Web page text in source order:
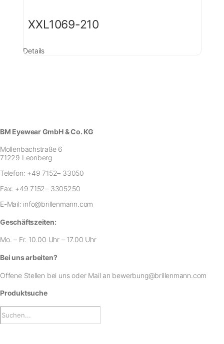
XXL1069-210
Details
BM Eyewear GmbH & Co. KG
Mollenbachstraße 6
71229 Leonberg
Telefon: +49 7152– 33050
Fax: +49 7152– 3305250
E-Mail: info@brillenmann.com
Geschäftszeiten:
Mo. – Fr. 10.00 Uhr – 17.00 Uhr
Bei uns arbeiten?
Offene Stellen bei unsoder Mail an bewerbung@brillenmann.com
Produktsuche